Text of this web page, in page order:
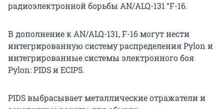
радиоэлектронной борьбы AN/ALQ-131 °F-16.
В дополнение к AN/ALQ-131, F-16 могут нести
интегрированную систему распределения Pylon и
интегрированные системы электронного боя
Pylon: PIDS и ECIPS.
PIDS выбрасывает металлические отражатели и